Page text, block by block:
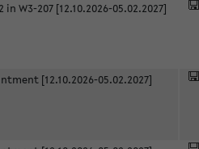
in W3-207 [12.10.2026-05.02.2027]
[12.10.2026-05.02.2027]